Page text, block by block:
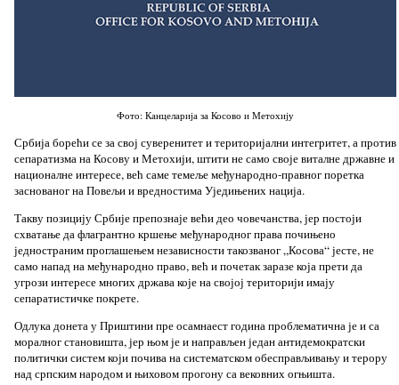
Фото: Канцеларија за Косово и Метохију
Србија борећи се за свој суверенитет и територијални интегритет, а против
сепаратизма на Косову и Метохији, штити не само своје виталне државне и
националне интересе, већ саме темеље међународно-правног поретка
заснованог на Повељи и вредностима Уједињених нација.
Такву позицију Србије препознаје већи део човечанства, јер постоји
схватање да флагрантно кршење међународног права почињено
једностраним проглашењем независности такозваног „Косова“ јесте, не
само напад на међународно право, већ и почетак заразе која прети да
угрози интересе многих држава које на својој територији имају
сепаратистичке покрете.
Одлука донета у Приштини пре осамнаест година проблематична је и са
моралног становишта, јер њом је и направљен један антидемократски
политички систем који почива на систематском обесправљивању и терору
над српским народом и њиховом прогону са вековних огњишта.